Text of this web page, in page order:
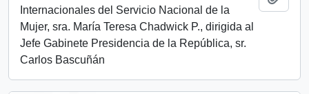
Internacionales del Servicio Nacional de la
Mujer, sra. María Teresa Chadwick P., dirigida al
Jefe Gabinete Presidencia de la República, sr.
Carlos Bascuñán